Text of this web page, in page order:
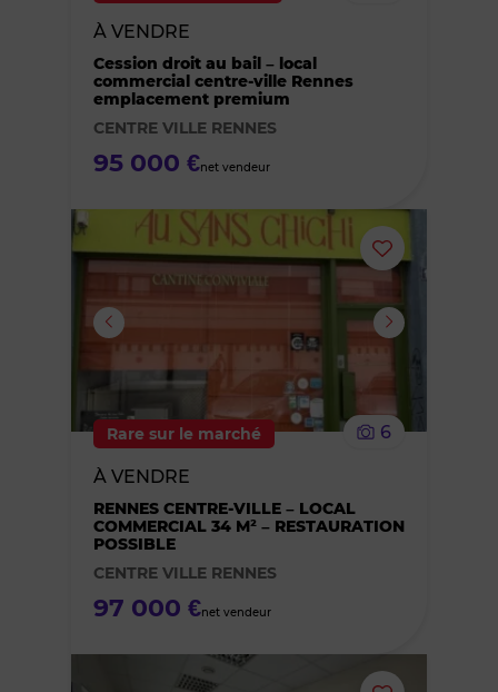
À VENDRE
Cession droit au bail – local
commercial centre-ville Rennes
emplacement premium
CENTRE VILLE RENNES
95 000 €net vendeur
Ajouter
ou
le
Rare sur le marché 6
À VENDRE
RENNES CENTRE-VILLE – LOCAL
COMMERCIAL 34 M² – RESTAURATION
POSSIBLE
CENTRE VILLE RENNES
97 000 €net vendeur